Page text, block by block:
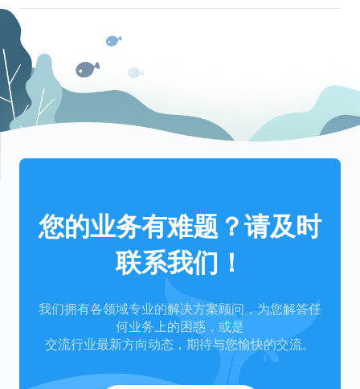
您的业务有难题？请及时
联系我们！
我们拥有各领域专业的解决方案顾问，为您解答任
何业务上的困惑，或是
交流行业最新方向动态，期待与您愉快的交流。